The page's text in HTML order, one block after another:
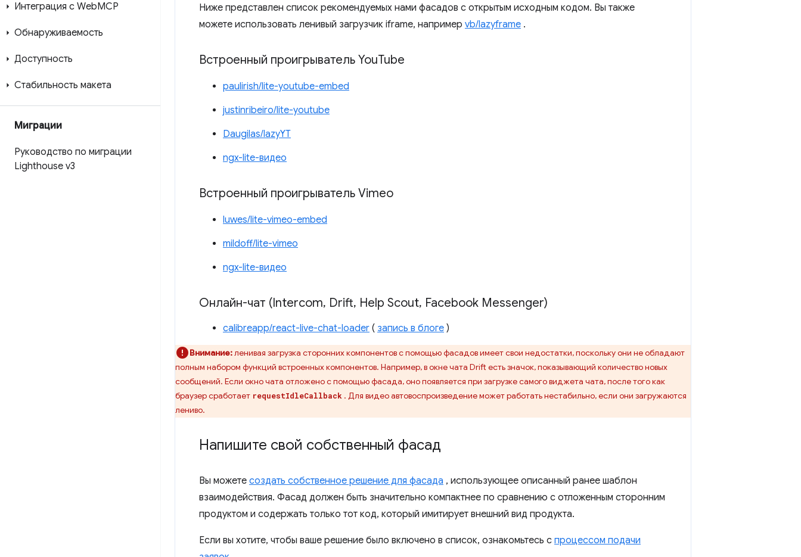
Интеграция с WebMCP
Обнаруживаемость
Доступность
Стабильность макета
Миграции
Руководство по миграции
Lighthouse v3
Ниже представлен список рекомендуемых нами фасадов с открытым исходным кодом. Вы также
можете использовать ленивый загрузчик iframe, например vb/lazyframe .
Встроенный проигрыватель YouTube
paulirish/lite-youtube-embed
justinribeiro/lite-youtube
Daugilas/lazyYT
ngx-lite-видео
Встроенный проигрыватель Vimeo
luwes/lite-vimeo-embed
mildoff/lite-vimeo
ngx-lite-видео
Онлайн-чат (Intercom, Drift, Help Scout, Facebook Messenger)
calibreapp/react-live-chat-loader ( запись в блоге )
Внимание:ленивая загрузка сторонних компонентов с помощью фасадов имеет свои недостатки, поскольку они не обладают
полным набором функций встроенных компонентов. Например, в окне чата Drift есть значок, показывающий количество новых
сообщений. Если окно чата отложено с помощью фасада, оно появляется при загрузке самого виджета чата, после того как
браузер сработает requestIdleCallback . Для видео автовоспроизведение может работать нестабильно, если они загружаются
лениво.
Напишите свой собственный фасад
Вы можете создать собственное решение для фасада , использующее описанный ранее шаблон
взаимодействия. Фасад должен быть значительно компактнее по сравнению с отложенным сторонним
продуктом и содержать только тот код, который имитирует внешний вид продукта.
Если вы хотите, чтобы ваше решение было включено в список, ознакомьтесь с процессом подачи